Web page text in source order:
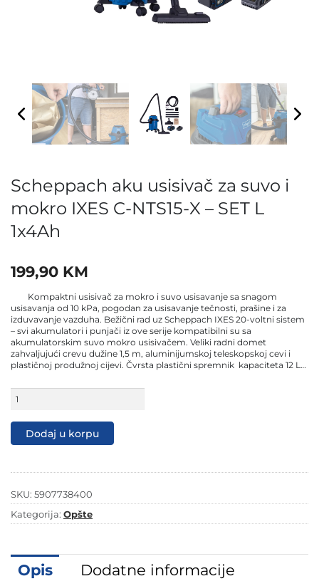
Scheppach aku usisivač za suvo i
mokro IXES C-NTS15-X – SET L
1x4Ah
199,90 KM
Kompaktni usisivač za mokro i suvo usisavanje sa snagom
usisavanja od 10 kPa, pogodan za usisavanje tečnosti, prašine i za
izduvavanje vazduha. Bežični rad uz Scheppach IXES 20-voltni sistem
– svi akumulatori i punjači iz ove serije kompatibilni su sa
akumulatorskim suvo mokro usisivačem. Veliki radni domet
zahvaljujući crevu dužine 1,5 m, aluminijumskoj teleskopskoj cevi i
plastičnoj produžnoj cijevi. Čvrsta plastični spremnik kapaciteta 12 L…
aku
za
suvo
IXES
NTS15-
X
-
1x4Ah
količina
Dodaj u korpu
SKU: 5907738400
Kategorija: Opšte
Opis Dodatne informacije